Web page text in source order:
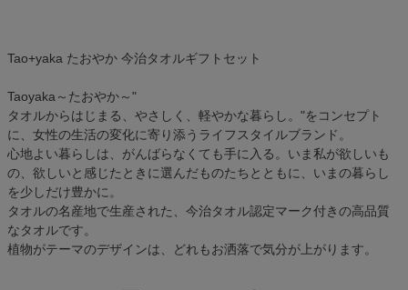
Tao+yaka たおやか 今治タオルギフトセット
Taoyaka～たおやか～"
タオルからはじまる、やさしく、軽やかな暮らし。"をコンセプト
に、女性の生活の変化に寄り添うライフスタイルブランド。
心地よい暮らしは、がんばらなくても手に入る。いま私が欲しいも
の、欲しいと感じたときに選んだものたちとともに、いまの暮らし
を少しだけ豊かに。
タオルの名産地で生産された、今治タオル認定マーク付きの高品質
なタオルです。
植物がテーマのデザインは、どれもお洒落で気分が上がります。